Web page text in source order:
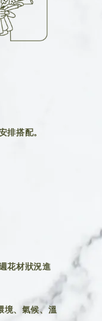
排搭配。
花材狀況進
境、氣候、溫